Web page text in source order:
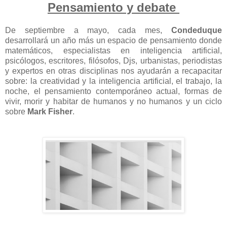
Pensamiento y debate
De septiembre a mayo, cada mes, Condeduque
desarrollará un año más un espacio de pensamiento donde
matemáticos, especialistas en inteligencia artificial,
psicólogos, escritores, filósofos, Djs, urbanistas, periodistas
y expertos en otras disciplinas nos ayudarán a recapacitar
sobre: la creatividad y la inteligencia artificial, el trabajo, la
noche, el pensamiento contemporáneo actual, formas de
vivir, morir y habitar de humanos y no humanos y un ciclo
sobre Mark Fisher.